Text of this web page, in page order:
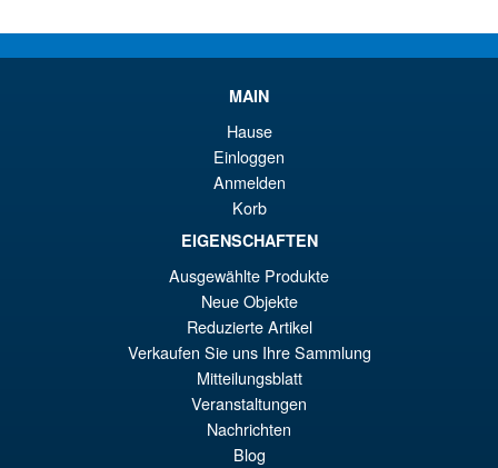
VORBESTELLUNGEN
VORBESTELLUNGEN
S.H.Figuarts Dragon Ball Z
Frieza Fourth Form Action
Figure ( New Sculpt )
MAIN
Hause
Einloggen
Anmelden
Korb
EIGENSCHAFTEN
Ausgewählte Produkte
Neue Objekte
Reduzierte Artikel
Verkaufen Sie uns Ihre Sammlung
Mitteilungsblatt
Veranstaltungen
Nachrichten
Blog